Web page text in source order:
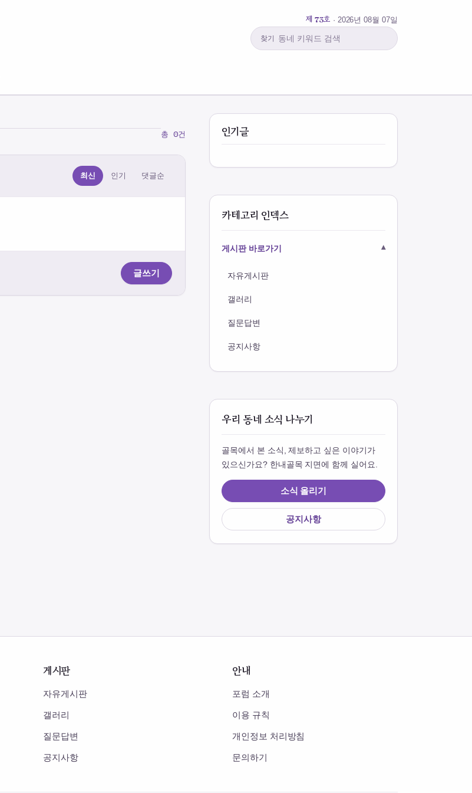
제 73호 · 2026년 08월 07일
찾기
총 0건
최신 인기 댓글순
글쓰기
인기글
카테고리 인덱스
게시판 바로가기
자유게시판
갤러리
질문답변
공지사항
우리 동네 소식 나누기
골목에서 본 소식, 제보하고 싶은 이야기가
있으신가요? 한내골목 지면에 함께 실어요.
소식 올리기
공지사항
게시판
자유게시판
갤러리
질문답변
공지사항
안내
포럼 소개
이용 규칙
개인정보 처리방침
문의하기